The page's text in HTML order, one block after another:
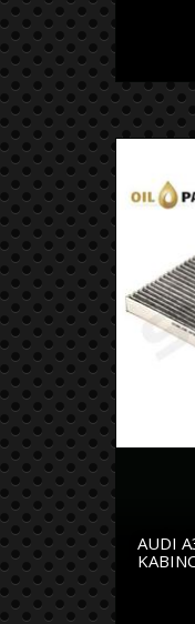
AUDI